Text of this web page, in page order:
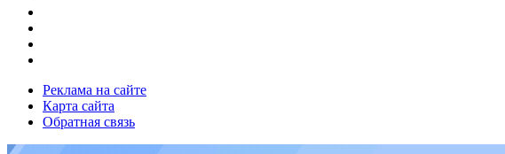
Реклама на сайте
Карта сайта
Обратная связь